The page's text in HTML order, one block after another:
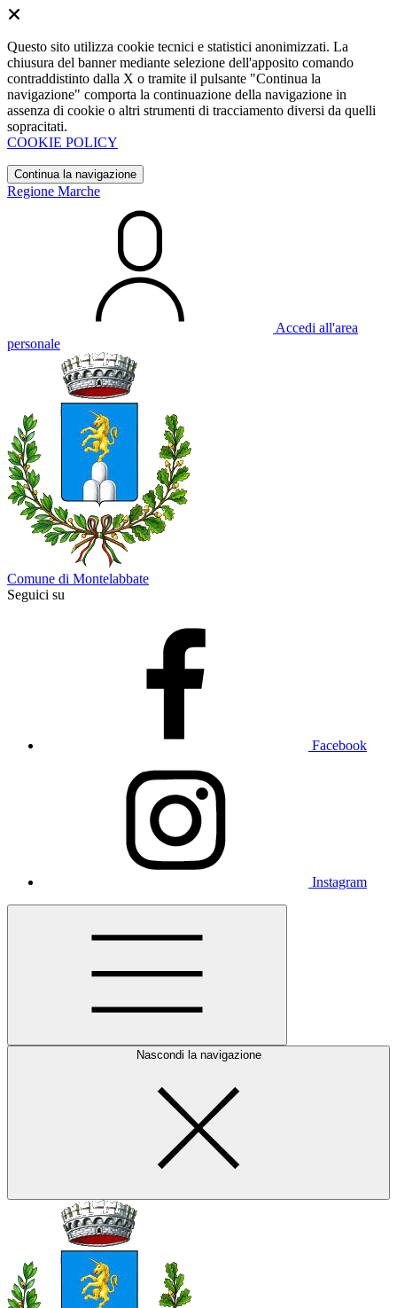
Questo sito utilizza cookie tecnici e statistici anonimizzati. La
chiusura del banner mediante selezione dell'apposito comando
contraddistinto dalla X o tramite il pulsante "Continua la
navigazione" comporta la continuazione della navigazione in
assenza di cookie o altri strumenti di tracciamento diversi da quelli
sopracitati.
COOKIE POLICY
Continua la navigazione
Regione Marche
Accedi all'area
personale
Comune di Montelabbate
Seguici su
Facebook
Instagram
Nascondi la navigazione